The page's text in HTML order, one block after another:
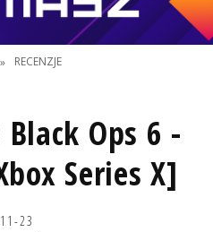
» RECENZJE
Ops 6 -
Series X]
23